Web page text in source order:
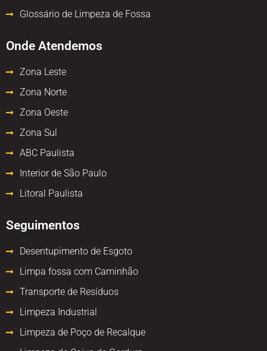
Glossário de Limpeza de Fossa
Onde Atendemos
Zona Leste
Zona Norte
Zona Oeste
Zona Sul
ABC Paulista
Interior de São Paulo
Litoral Paulista
Seguimentos
Desentupimento de Esgoto
Limpa fossa com Caminhão
Transporte de Resíduos
Limpeza Industrial
Limpeza de Poço de Recalque